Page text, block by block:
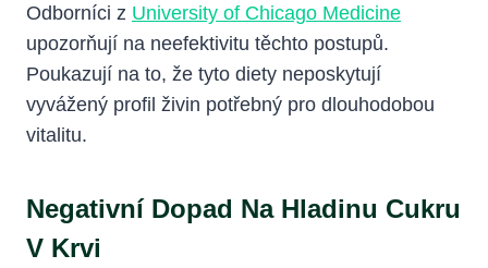
Odborníci z University of Chicago Medicine
upozorňují na neefektivitu těchto postupů.
Poukazují na to, že tyto diety neposkytují
vyvážený profil živin potřebný pro dlouhodobou
vitalitu.
Negativní Dopad Na Hladinu Cukru
V Krvi